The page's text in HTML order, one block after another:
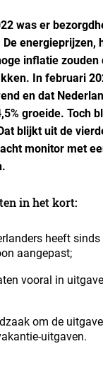
was er
energieprijzen,
inflatie zouden
In februari
en dat
groeide. Toch
blijkt uit de
monitor met
in het kort:
heeft
aangepast;
vooral in
om de
uitgaven.